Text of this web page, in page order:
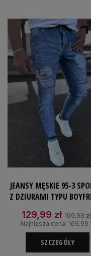
JEANSY MĘSKIE 95-3
Z DZIURAMI TYPU
129,99 zł 169,99 zł
Najniższa cena: 169,99
SZCZEGÓŁY